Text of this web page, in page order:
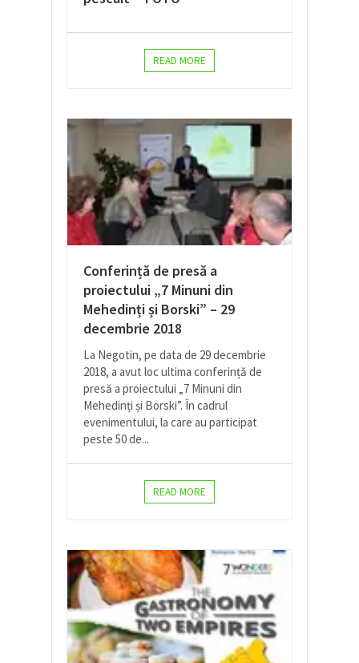
READ MORE
Conferință de presă a
proiectului „7 Minuni din
Mehedinți și Borski” – 29
decembrie 2018
La Negotin, pe data de 29 decembrie
2018, a avut loc ultima conferință de
presă a proiectului „7 Minuni din
Mehedinți și Borski”. În cadrul
evenimentului, la care au participat
peste 50 de...
READ MORE